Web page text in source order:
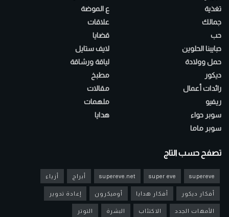
تغذية
جمالك
حب
حبايبنا الحلوين
حمل وولادة
ديكور
رائدات أعمال
ريفيو
سوبر حواء
سوبر ماما
ع الموضة
علاقات
قضايا
لايف ستايل
لياقة ورشاقة
مطبخ
مقالات
ملهمات
هدايا
تصفح حسب التاج
supereve
super eve
supereve.net أبراج أزياء
أفكار ديكور أفكار هدايا أوميكرون إعادة تدوير
الأمهات الجدد الاكتئاب البشرة التوتر